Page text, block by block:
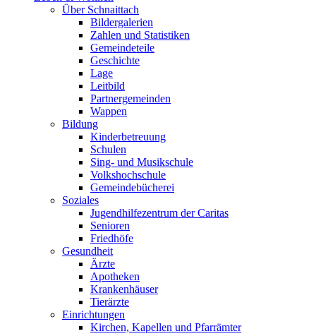
Über Schnaittach
Bildergalerien
Zahlen und Statistiken
Gemeindeteile
Geschichte
Lage
Leitbild
Partnergemeinden
Wappen
Bildung
Kinderbetreuung
Schulen
Sing- und Musikschule
Volkshochschule
Gemeindebücherei
Soziales
Jugendhilfezentrum der Caritas
Senioren
Friedhöfe
Gesundheit
Ärzte
Apotheken
Krankenhäuser
Tierärzte
Einrichtungen
Kirchen, Kapellen und Pfarrämter